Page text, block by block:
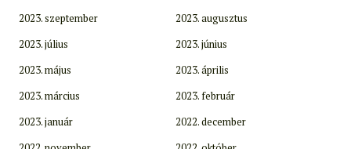
2023. szeptember
2023. augusztus
2023. július
2023. június
2023. május
2023. április
2023. március
2023. február
2023. január
2022. december